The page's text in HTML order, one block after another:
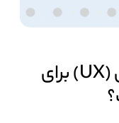
چرا مدل بلوغ تجربه کاربری (UX) برای